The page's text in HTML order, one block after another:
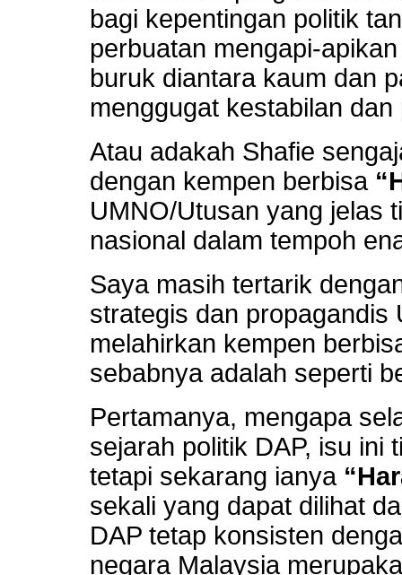
bagi kepentingan politik
perbuatan mengapi-
buruk diantara kaum dan
menggugat kestabilan
Atau adakah Shafie
dengan kempen berbisa
UMNO/Utusan yang jelas
nasional dalam tempoh
Saya masih tertarik
strategis dan propagandis
melahirkan kempen
sebabnya adalah seperti
Pertamanya, mengapa
sejarah politik DAP, isu ini
tetapi sekarang ianya
sekali yang dapat dilihat
DAP tetap konsisten
negara Malaysia